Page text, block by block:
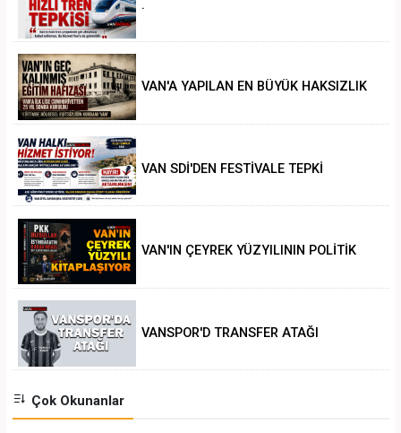
.
VAN'A YAPILAN EN BÜYÜK HAKSIZLIK
VAN SDİ'DEN FESTİVALE TEPKİ
VAN'IN ÇEYREK YÜZYILININ POLİTİK
VANSPOR'D TRANSFER ATAĞI
Çok Okunanlar